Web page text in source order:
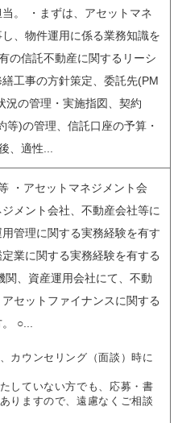
。 ・まずは、アセットマネ
、物件運用に係る業務知識を
の信託不動産に関するリーシ
工事の方針策定、委託先(PM
況の管理・実施指図、契約
等)の管理、信託口座の予算・
、適性...
・アセットマネジメント会
メント会社、不動産会社等に
管理に関する実務経験を有す
業に関する実務経験を有する
関、資産運用会社にて、不動
セットファイナンスに関する
○...
カウンセリング（面談）時に
していない方でも、応募・書
りますので、遠慮なくご相談